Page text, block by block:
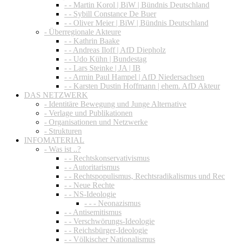
- - Martin Korol | BiW | Bündnis Deutschland
- - Sybill Constance De Buer
- - Oliver Meier | BiW | Bündnis Deutschland
- Überregionale Akteure
- - Kathrin Baake
- - Andreas Iloff | AfD Diepholz
- - Udo Kühn | Bundestag
- - Lars Steinke | JA | IB
- - Armin Paul Hampel | AfD Niedersachsen
- - Karsten Dustin Hoffmann | ehem. AfD Akteur
DAS NETZWERK
- Identitäre Bewegung und Junge Alternative
- Verlage und Publikationen
- Organisationen und Netzwerke
- Strukturen
INFOMATERIAL
- Was ist ..?
- - Rechtskonservativismus
- - Autoritarismus
- - Rechtspopulismus, Rechtsradikalismus und
- - Neue Rechte
- - NS-Ideologie
- - - Neonazismus
- - Antisemitismus
- - Verschwörungs-Ideologie
- - Reichsbürger-Ideologie
- - Völkischer Nationalismus